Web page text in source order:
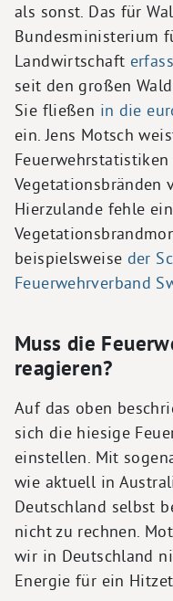
als sonst. Das für
Bundesministerium
Landwirtschaft
seit den großen
Sie fließen in die
ein. Jens Motsch
Vegetationsbränden
Hierzulande fehle
beispielsweise der
Feuerwehrverband
Muss die
reagieren?
Auf das oben
sich die hiesige
einstellen. Mit
wie aktuell in
Deutschland selbst
nicht zu rechnen.
wir in Deutschland
Energie für ein